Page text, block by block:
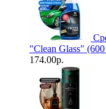
"Clean Glass"
174.00р.